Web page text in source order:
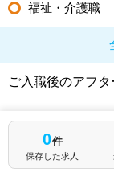
0件
保存した求人
福祉・介護職
ご入職後のアフ